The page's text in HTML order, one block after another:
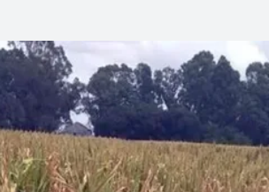
Linea